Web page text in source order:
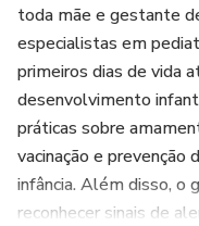
toda mãe e gestante
especialistas em
primeiros dias de vida
desenvolvimento
práticas sobre
vacinação e prevenção
infância. Além disso, o
reconhecer sinais de